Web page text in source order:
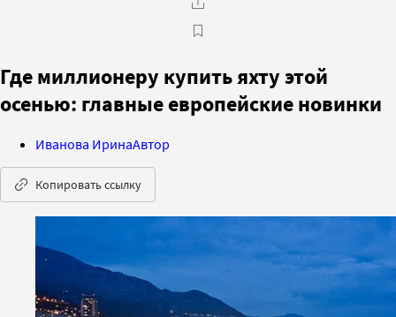
Где миллионеру купить яхту этой
осенью: главные европейские новинки
Иванова ИринаАвтор
Копировать ссылку